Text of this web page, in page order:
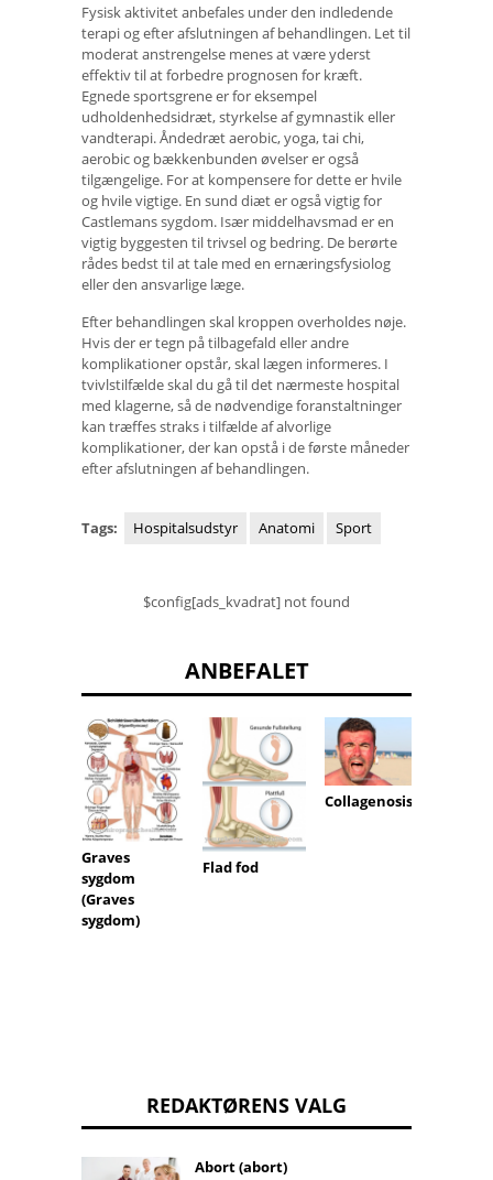
Fysisk aktivitet anbefales under den indledende
terapi og efter afslutningen af ​​behandlingen. Let til
moderat anstrengelse menes at være yderst
effektiv til at forbedre prognosen for kræft.
Egnede sportsgrene er for eksempel
udholdenhedsidræt, styrkelse af gymnastik eller
vandterapi. Åndedræt aerobic, yoga, tai chi,
aerobic og bækkenbunden øvelser er også
tilgængelige. For at kompensere for dette er hvile
og hvile vigtige. En sund diæt er også vigtig for
Castlemans sygdom. Især middelhavsmad er en
vigtig byggesten til trivsel og bedring. De berørte
rådes bedst til at tale med en ernæringsfysiolog
eller den ansvarlige læge.
Efter behandlingen skal kroppen overholdes nøje.
Hvis der er tegn på tilbagefald eller andre
komplikationer opstår, skal lægen informeres. I
tvivlstilfælde skal du gå til det nærmeste hospital
med klagerne, så de nødvendige foranstaltninger
kan træffes straks i tilfælde af alvorlige
komplikationer, der kan opstå i de første måneder
efter afslutningen af ​​behandlingen.
Tags: Hospitalsudstyr Anatomi Sport
$config[ads_kvadrat] not found
ANBEFALET
Graves
sygdom
(Graves
sygdom)
Flad fod
Collagenosis
REDAKTØRENS VALG
Abort (abort)